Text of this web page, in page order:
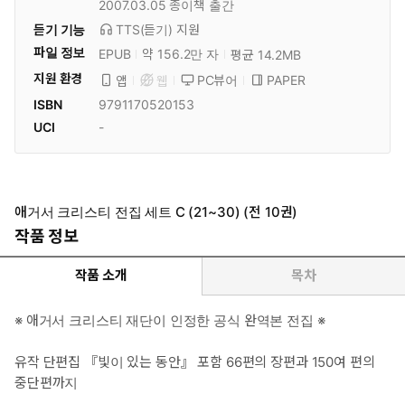
2007.03.05 종이책 출간
듣기 기능
TTS(듣기) 지원
파일 정보
EPUB 약 156.2만 자
평균 14.2MB
지원 환경
앱 웹 PC뷰어
PAPER
ISBN
9791170520153
UCI
-
애거서 크리스티 전집 세트 C (21~30) (전 10권)
작품 정보
작품 소개 목차
※ 애거서 크리스티 재단이 인정한 공식 완역본 전집 ※
유작 단편집 『빛이 있는 동안』 포함 66편의 장편과 150여 편의
중단편까지